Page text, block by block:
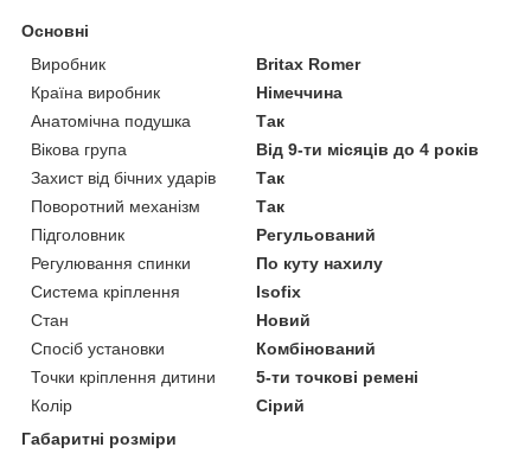
Основні
Виробник
Britax Romer
Країна виробник
Німеччина
Анатомічна подушка
Так
Вікова група
Від 9-ти місяців до 4 років
Захист від бічних ударів
Так
Поворотний механізм
Так
Підголовник
Регульований
Регулювання спинки
По куту нахилу
Система кріплення
Isofix
Стан
Новий
Спосіб установки
Комбінований
Точки кріплення дитини
5-ти точкові ремені
Колір
Сірий
Габаритні розміри